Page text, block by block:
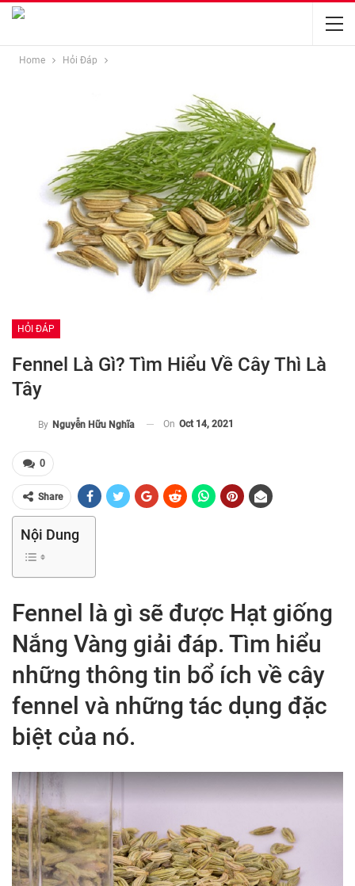
Home Hỏi Đáp
HỎI ĐÁP
Fennel Là Gì? Tìm Hiểu Về Cây Thì Là
Tây
By Nguyễn Hữu Nghĩa On Oct 14, 2021
0
Share
Nội Dung
Fennel là gì sẽ được Hạt giống
Nắng Vàng giải đáp. Tìm hiểu
những thông tin bổ ích về cây
fennel và những tác dụng đặc
biệt của nó.